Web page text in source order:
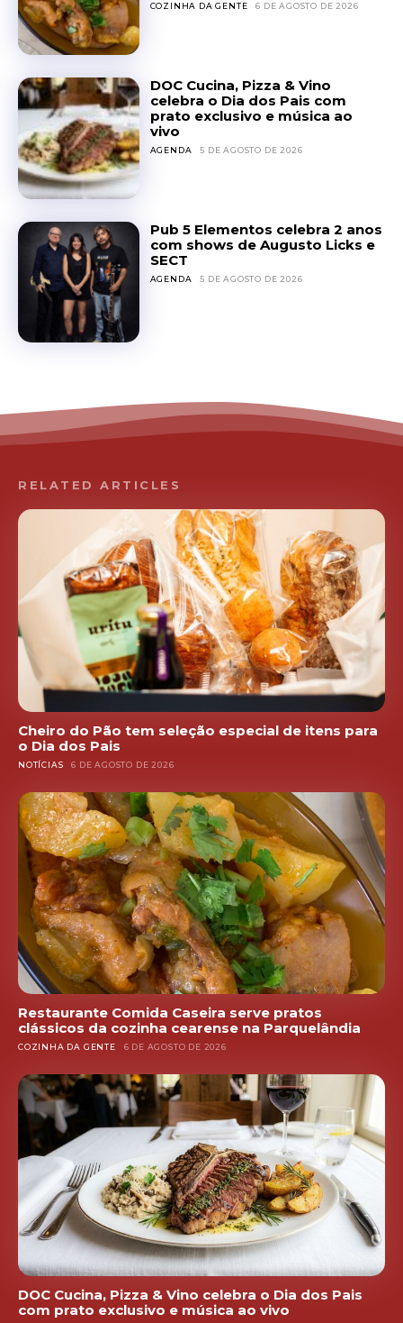
COZINHA DA GENTE 6 DE AGOSTO DE 2026
DOC Cucina, Pizza & Vino
celebra o Dia dos Pais com
prato exclusivo e música ao
vivo
AGENDA 5 DE AGOSTO DE 2026
Pub 5 Elementos celebra 2 anos
com shows de Augusto Licks e
SECT
AGENDA 5 DE AGOSTO DE 2026
RELATED ARTICLES
Cheiro do Pão tem seleção especial de itens para
o Dia dos Pais
NOTÍCIAS 6 DE AGOSTO DE 2026
Restaurante Comida Caseira serve pratos
clássicos da cozinha cearense na Parquelândia
COZINHA DA GENTE 6 DE AGOSTO DE 2026
DOC Cucina, Pizza & Vino celebra o Dia dos Pais
com prato exclusivo e música ao vivo